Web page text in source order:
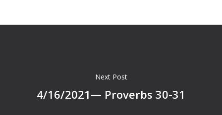
Next Post
4/16/2021— Proverbs 30-31